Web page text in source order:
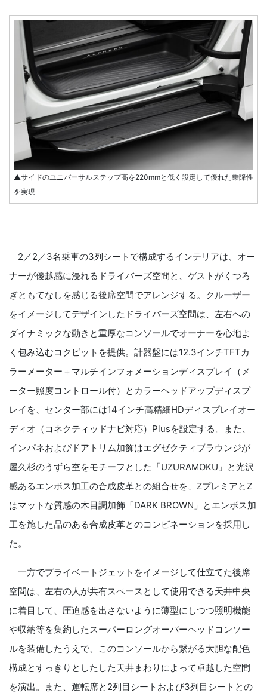
▲サイドのユニバーサルステップ高を220mmと低く設定して優れた乗降性
を実現
2／2／3名乗車の3列シートで構成するインテリアは、オー
ナーが優越感に浸れるドライバーズ空間と、ゲストがくつろ
ぎともてなしを感じる後席空間でアレンジする。クルーザー
をイメージしてデザインしたドライバーズ空間は、左右への
ダイナミックな動きと重厚なコンソールでオーナーを心地よ
く包み込むコクピットを提供。計器盤には12.3インチTFTカ
ラーメーター＋マルチインフォメーションディスプレイ（メ
ーター照度コントロール付）とカラーヘッドアップディスプ
レイを、センター部には14インチ高精細HDディスプレイオー
ディオ（コネクティッドナビ対応）Plusを設定する。また、
インパネおよびドアトリム加飾はエグゼクティブラウンジが
屋久杉のうずら杢をモチーフとした「UZURAMOKU」と光沢
感あるエンボス加工の合成皮革との組合せを、ZプレミアとZ
はマットな質感の木目調加飾「DARK BROWN」とエンボス加
工を施した品のある合成皮革とのコンビネーションを採用し
た。
一方でプライベートジェットをイメージして仕立てた後席
空間は、左右の人が共有スペースとして使用できる天井中央
に着目して、圧迫感を出さないように薄型にしつつ照明機能
や収納等を集約したスーパーロングオーバーヘッドコンソー
ルを装備したうえで、このコンソールから繋がる大胆な配色
構成とすっきりとしたした天井まわりによって卓越した空間
を演出。また、運転席と2列目シートおよび3列目シートとの